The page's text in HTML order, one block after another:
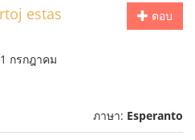
ตอบ
estas
กรกฎาคม
ภาษา: Esperanto